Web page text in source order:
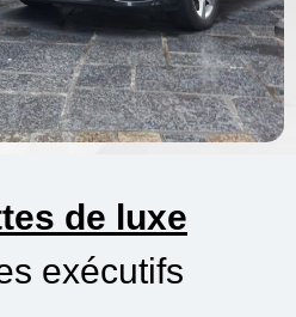
de luxe
exécutifs